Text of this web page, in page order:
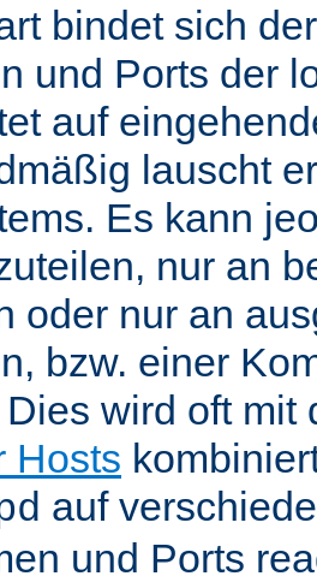
bindet sich
und Ports der
auf
lauscht
Es kann
nur an
oder nur an
bzw. einer
wird oft mit
Hosts
auf
und Ports